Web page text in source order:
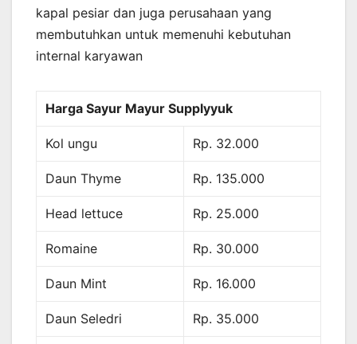
kapal pesiar dan juga perusahaan yang
membutuhkan untuk memenuhi kebutuhan
internal karyawan
Harga Sayur Mayur Supplyyuk
Kol ungu Rp. 32.000
Daun Thyme Rp. 135.000
Head lettuce Rp. 25.000
Romaine Rp. 30.000
Daun Mint Rp. 16.000
Daun Seledri Rp. 35.000